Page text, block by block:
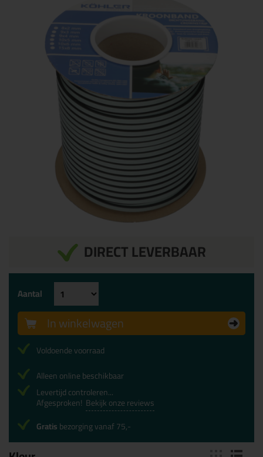
DIRECT LEVERBAAR
Aantal
In winkelwagen
Voldoende voorraad
Alleen online beschikbaar
Levertijd controleren...
Afgesproken! Bekijk onze reviews
Gratisbezorging vanaf 75,-